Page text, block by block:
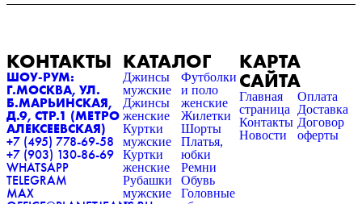
КОНТАКТЫ
ШОУ-РУМ:
Г.МОСКВА, УЛ.
Б.МАРЬИНСКАЯ,
Д.9, СТР.1 (МЕТРО
АЛЕКСЕЕВСКАЯ)
+7 (495) 778-69-58
+7 (903) 130-86-69
WHATSAPP
TELEGRAM
MAX
КАТАЛОГ
Джинсы
мужские
Джинсы
женские
Куртки
мужские
Куртки
женские
Рубашки
мужские
Футболки
и поло
женские
Жилетки
Шорты
Платья,
юбки
Ремни
Обувь
Головные
КАРТА
САЙТА
Главная
страница
Контакты
Новости
Оплата
Доставка
Договор
оферты